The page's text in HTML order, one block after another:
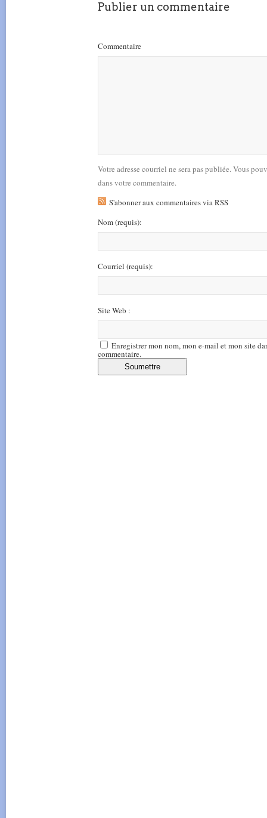
Publier un commentaire
Commentaire
Votre adresse courriel ne sera pas publiée. Vous
dans votre commentaire.
S'abonner aux commentaires via RSS
Nom(requis):
Courriel (requis):
Site Web :
Enregistrer mon nom, mon e-mail et mon site
commentaire.